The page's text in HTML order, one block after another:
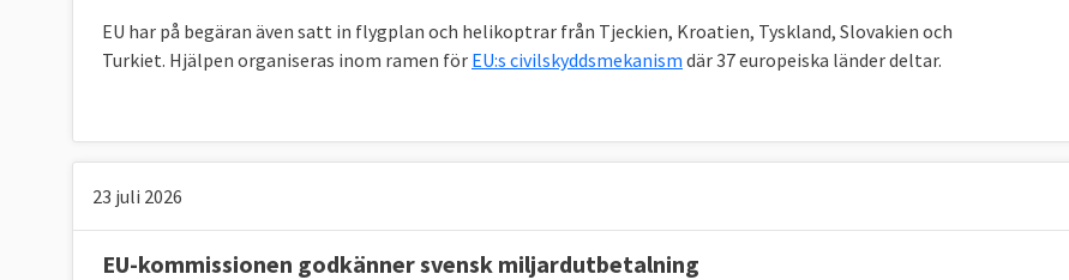
En stor kartläggning av Europaportalen visar att det råder relativt stor politisk enighet i EU-frågor
hos en majoritet avriksdagspartierna i Sverige. Under regeringen Kristerssons första år var sex
EU har på begäran även satt in flygplan och helikoptrar från Tjeckien, Kroatien, Tyskland, Slovakien och
Turkiet. Hjälpen organiseras inom ramen för EU:s civilskyddsmekanism där 37 europeiska länder deltar.
23 juli 2026
EU-kommissionen godkänner svensk miljardutbetalning